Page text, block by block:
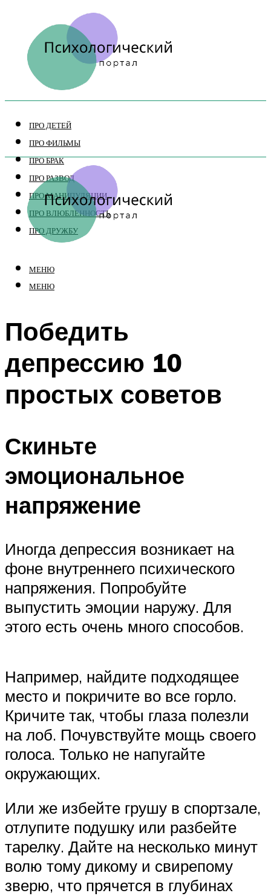
ПРО ДЕТЕЙ
ПРО ФИЛЬМЫ
ПРО БРАК
ПРО РАЗВОД
ПРО МАНИПУЛЯЦИИ
ПРО ВЛЮБЛЕННОСТЬ
ПРО ДРУЖБУ
МЕНЮ
МЕНЮ
Победить
депрессию 10
простых советов
Скиньте
эмоциональное
напряжение
Иногда депрессия возникает на
фоне внутреннего психического
напряжения. Попробуйте
выпустить эмоции наружу. Для
этого есть очень много способов.
Например, найдите подходящее
место и покричите во все горло.
Кричите так, чтобы глаза полезли
на лоб. Почувствуйте мощь своего
голоса. Только не напугайте
окружающих.
Или же избейте грушу в спортзале,
отлупите подушку или разбейте
тарелку. Дайте на несколько минут
волю тому дикому и свирепому
зверю, что прячется в глубинах